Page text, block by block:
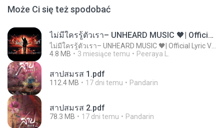
Może Ci się też spodobać
ไม่มีใครรู้ตัวเรา– UNHEARD MUSIC 🖤| Official Lyric Video | เพลงสู้ชีวิต
4.8 MB
3 miesiące temu Peeraya L.
สาปสมรส 1.pdf
112.4 MB 17 dni temu Pandarin
สาปสมรส 2.pdf
78.3 MB 17 dni temu Pandarin